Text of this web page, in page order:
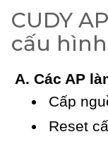
CUDY
cấu
A. Các AP
Cấp
Reset